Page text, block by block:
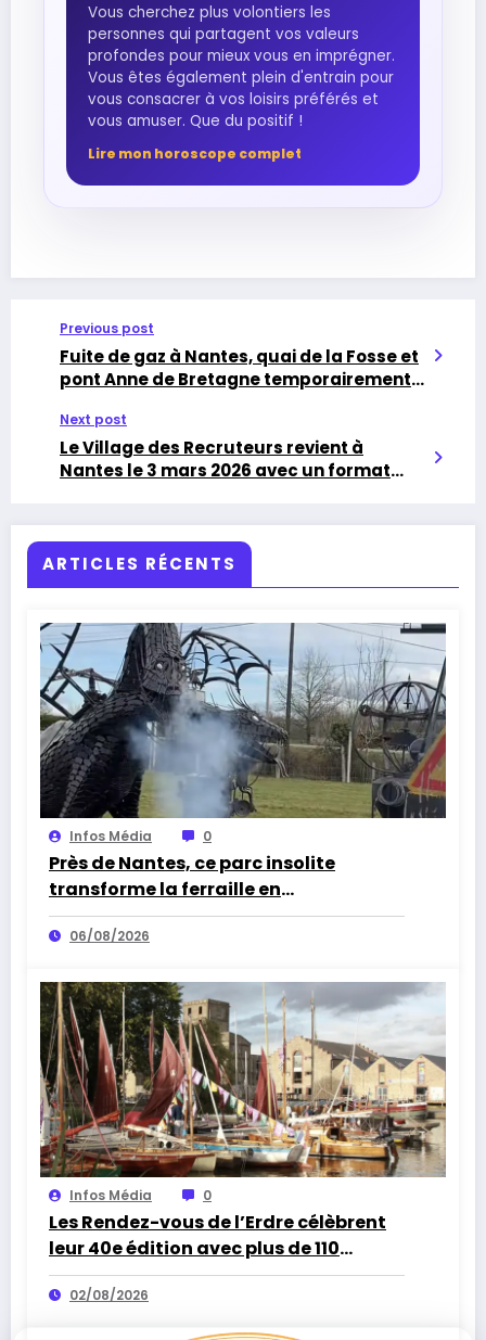
Vous cherchez plus volontiers les
personnes qui partagent vos valeurs
profondes pour mieux vous en imprégner.
Vous êtes également plein d'entrain pour
vous consacrer à vos loisirs préférés et
vous amuser. Que du positif !
Lire mon horoscope complet
Previous post
Fuite de gaz à Nantes, quai de la Fosse et
pont Anne de Bretagne temporairement
Next post
Le Village des Recruteurs revient à
Nantes le 3 mars 2026 avec un format
ARTICLES RÉCENTS
Infos Média 0
Près de Nantes, ce parc insolite
transforme la ferraille en
impressionnantes sculptures
06/08/2026
Infos Média 0
Les Rendez-vous de l’Erdre célèbrent
leur 40e édition avec plus de 110
concerts
02/08/2026